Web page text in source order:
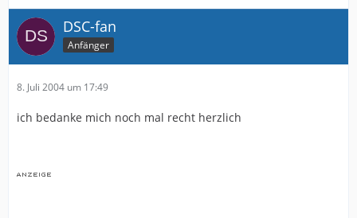
DSC-fan
Anfänger
8. Juli 2004 um 17:49
ich bedanke mich noch mal recht herzlich